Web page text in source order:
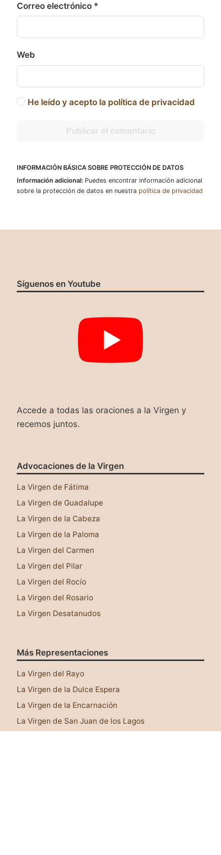
Correo electrónico *
Web
He leído y acepto la política de privacidad
INFORMACIÓN BÁSICA SOBRE PROTECCIÓN DE DATOS
Información adicional: Puedes encontrar información adicional
sobre la protección de datos en nuestra política de privacidad
Síguenos en Youtube
Accede a todas las oraciones a la Virgen y
recemos juntos.
Advocaciones de la Virgen
La Virgen de Fátima
La Virgen de Guadalupe
La Virgen de la Cabeza
La Virgen de la Paloma
La Virgen del Carmen
La Virgen del Pilar
La Virgen del Rocío
La Virgen del Rosario
La Virgen Desatanudos
Más Representaciones
La Virgen del Rayo
La Virgen de la Dulce Espera
La Virgen de la Encarnación
La Virgen de San Juan de los Lagos
Este sitio web utiliza cookies para asegurar que
Leer más
¡Lo tengo!